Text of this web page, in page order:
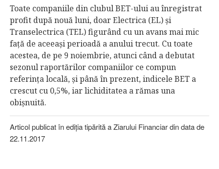
Toate companiile din clubul BET-ului au înregistrat
profit după nouă luni, doar Electrica (EL) şi
Transelectrica (TEL) figurând cu un avans mai mic
faţă de aceeaşi perioadă a anului trecut. Cu toate
acestea, de pe 9 noiembrie, atunci când a debutat
sezonul raportărilor companiilor ce compun
referinţa locală, şi până în prezent, indicele BET a
crescut cu 0,5%, iar lichiditatea a rămas una
obişnuită.
Articol publicat în ediţia tipărită a Ziarului Financiar din data de
22.11.2017